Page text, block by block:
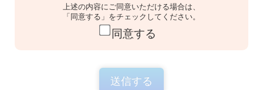
上述の内容にご同意いただける場合は、
「同意する」をチェックしてください。
同意する